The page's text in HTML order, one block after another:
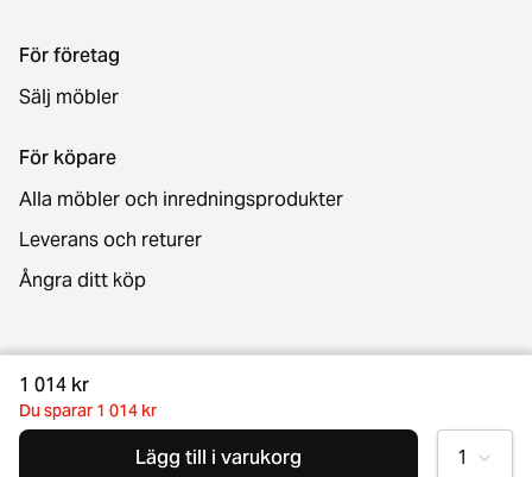
1 014 kr
Du sparar 1 014 kr
Lägg till i varukorg
För företag
Sälj möbler
För köpare
Alla möbler och inredningsprodukter
Leverans och returer
Ångra ditt köp
Kontakt